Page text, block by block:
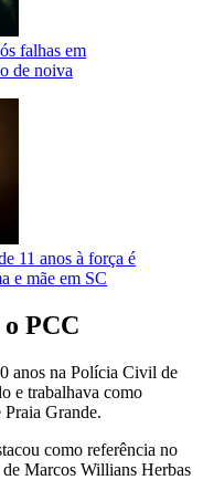
falhas em
de noiva
11 anos à força é
e mãe em SC
PCC
anos na Polícia Civil de
e trabalhava como
Grande.
como referência no
Marcos Willians Herbas